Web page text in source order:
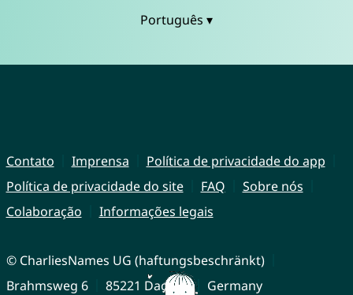
Português ▾
Contato Imprensa
Política de privacidade do app
Política de privacidade do site
FAQ
Sobre nós
Colaboração
Informações legais
© CharliesNames UG (haftungsbeschränkt)
Brahmsweg 6
85221 Dachau Germany